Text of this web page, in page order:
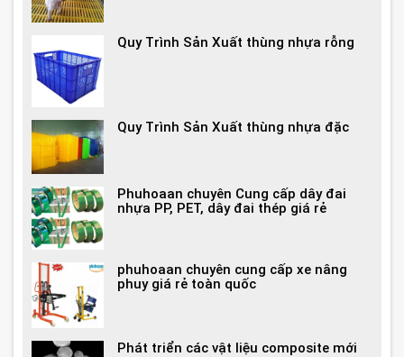
Quy Trình Sản Xuất thùng nhựa rỗng
Quy Trình Sản Xuất thùng nhựa đặc
Phuhoaan chuyên Cung cấp dây đai
nhựa PP, PET, dây đai thép giá rẻ
phuhoaan chuyên cung cấp xe nâng
phuy giá rẻ toàn quốc
Phát triển các vật liệu composite mới